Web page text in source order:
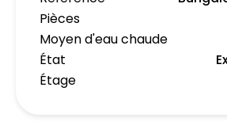
Pièces
Moyen d'eau chaude
État
Étage